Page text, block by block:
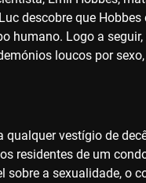
descobre que Hobbes
humano. Logo a
loucos por
qualquer vestígio de
residentes de um
a sexualidade, o